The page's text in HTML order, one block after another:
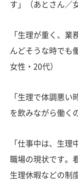
す」（あとさん／
「生理が重く、業
んどそうな時でも
女性・20代）
「生理で体調悪い
を飲みながら働く
「仕事中は、生理
職場の現状です。
生理休暇などの制